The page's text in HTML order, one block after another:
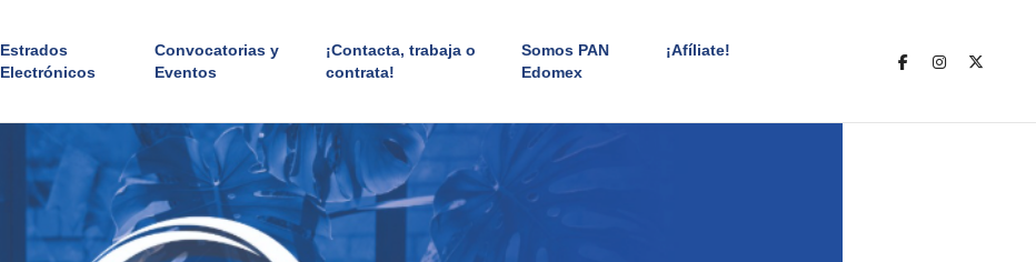
Estrados
Electrónicos
Convocatorias y
Eventos
¡Contacta, trabaja o
contrata!
Somos PAN
Edomex
¡Afíliate!